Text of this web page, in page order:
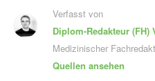
Verfasst von
Diplom-Redakteur (FH)
Medizinischer
Quellen ansehen